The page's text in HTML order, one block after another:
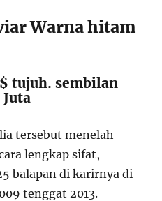
Warna hitam
tujuh. sembilan
tersebut menelah
lengkap sifat,
balapan di karirnya di
tenggat 2013.